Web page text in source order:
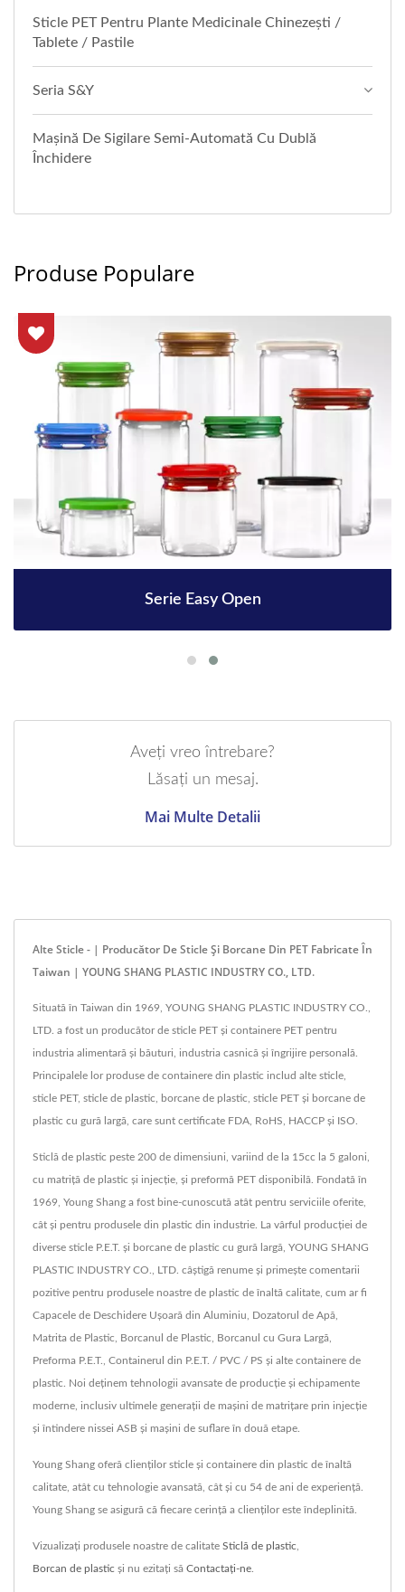
Sticle PET Pentru Plante Medicinale Chinezești /
Tablete / Pastile
Seria S&Y
Mașină De Sigilare Semi-Automată Cu Dublă
Închidere
Produse Populare
Serie Easy Open
Aveți vreo întrebare?
Lăsați un mesaj.
Mai Multe Detalii
Alte Sticle - | Producător De Sticle Și Borcane Din PET Fabricate În
Taiwan | YOUNG SHANG PLASTIC INDUSTRY CO., LTD.
Situată în Taiwan din 1969, YOUNG SHANG PLASTIC INDUSTRY CO.,
LTD. a fost un producător de sticle PET și containere PET pentru
industria alimentară și băuturi, industria casnică și îngrijire personală.
Principalele lor produse de containere din plastic includ alte sticle,
sticle PET, sticle de plastic, borcane de plastic, sticle PET și borcane de
plastic cu gură largă, care sunt certificate FDA, RoHS, HACCP și ISO.
Sticlă de plastic peste 200 de dimensiuni, variind de la 15cc la 5 galoni,
cu matriță de plastic și injecție, și preformă PET disponibilă. Fondată în
1969, Young Shang a fost bine-cunoscută atât pentru serviciile oferite,
cât și pentru produsele din plastic din industrie. La vârful producției de
diverse sticle P.E.T. și borcane de plastic cu gură largă, YOUNG SHANG
PLASTIC INDUSTRY CO., LTD. câștigă renume și primește comentarii
pozitive pentru produsele noastre de plastic de înaltă calitate, cum ar fi
Capacele de Deschidere Ușoară din Aluminiu, Dozatorul de Apă,
Matrita de Plastic, Borcanul de Plastic, Borcanul cu Gura Largă,
Preforma P.E.T., Containerul din P.E.T. / PVC / PS și alte containere de
plastic. Noi deținem tehnologii avansate de producție și echipamente
moderne, inclusiv ultimele generații de mașini de matrițare prin injecție
și întindere nissei ASB și mașini de suflare în două etape.
Young Shang oferă clienților sticle și containere din plastic de înaltă
calitate, atât cu tehnologie avansată, cât și cu 54 de ani de experiență.
Young Shang se asigură că fiecare cerință a clienților este îndeplinită.
Vizualizați produsele noastre de calitate Sticlă de plastic
Borcan de plastic și nu ezitați să Contactați-ne